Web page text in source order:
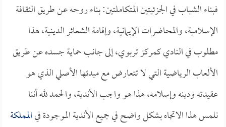
فبناء الشباب في الجزئيتين المتكاملتين: بناء روحه عن طريق الثقافة
الإسلامية، والمحاضرات الإيمانية، وإقامة الشعائر الدينية، هذا
مطلوب في النادي كمركز تربوي، إلى جانب حماية جسده عن طريق
الألعاب الرياضية التي لا تتعارض مع مبدئها الأصلي الذي هو
عقيدته ودينه وإسلامه، هذا هو واجب الأندية، والحمد لله أننا
نلمس هذا الاتجاه بشكل واضح في جميع الأندية الموجودة فيالمملكة